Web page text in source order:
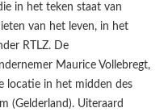
in het teken staat van
van het leven, in het
RTLZ. De
Maurice Vollebregt,
locatie in het midden des
(Gelderland). Uiteraard